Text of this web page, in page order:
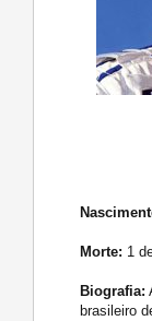
Morte: 1
Biografia:
brasileiro